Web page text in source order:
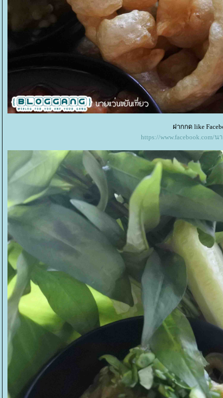
ฝากกด like
https://www.facebook.com/